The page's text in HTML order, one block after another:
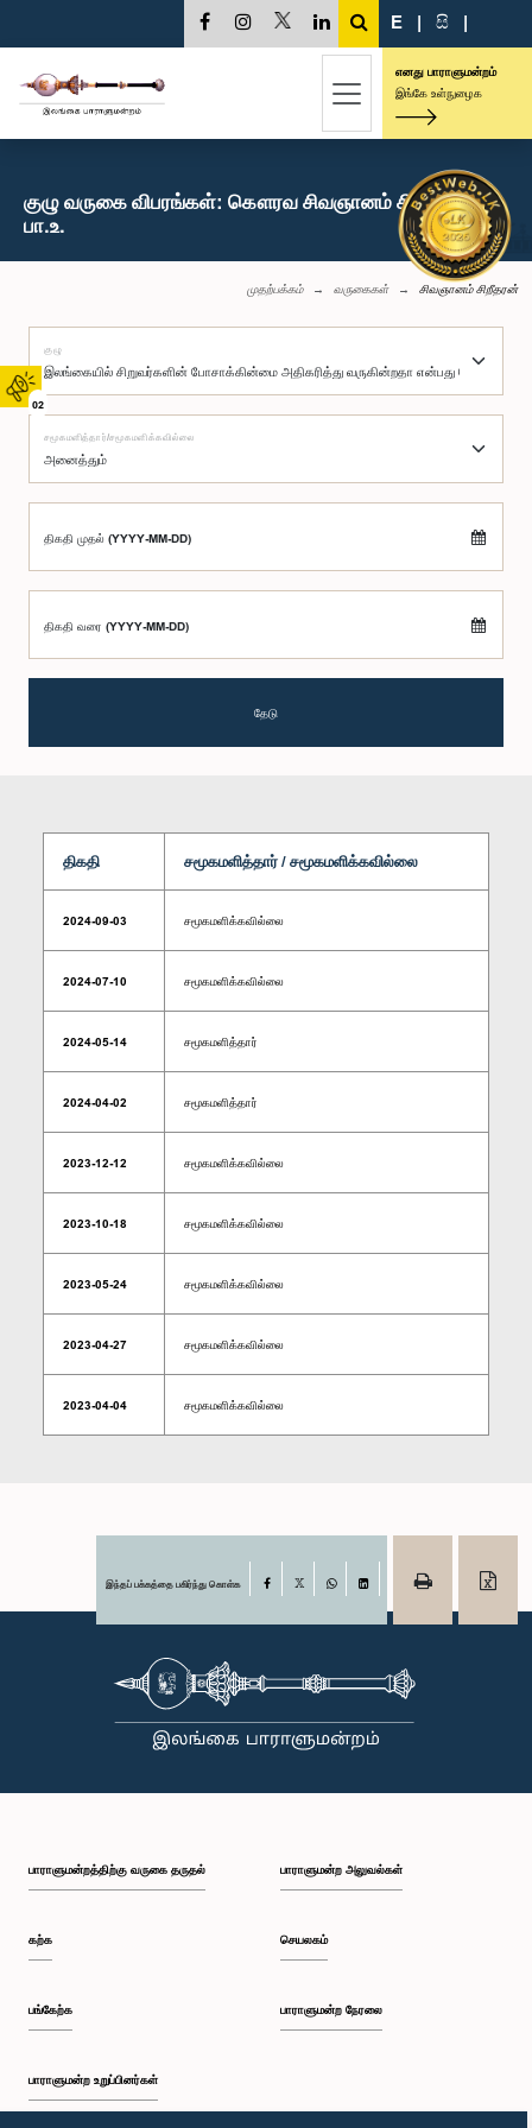
02
E | සි |
எனது பாராளுமன்றம்
இங்கே உள்நுழைக
குழு வருகை விபரங்கள்: கௌரவ சிவஞானம் சிறீதரன்,
பா.உ.
முதற்பக்கம் வருகைகள் சிவஞானம் சிறீதரன்
குழு
சமூகமளித்தார்/சமூகமளிக்கவில்லை
திகதி முதல் (YYYY-MM-DD)
திகதி வரை (YYYY-MM-DD)
தேடு
திகதி சமூகமளித்தார் / சமூகமளிக்கவில்லை
2024-09-03 சமூகமளிக்கவில்லை
2024-07-10 சமூகமளிக்கவில்லை
2024-05-14 சமூகமளித்தார்
2024-04-02 சமூகமளித்தார்
2023-12-12 சமூகமளிக்கவில்லை
2023-10-18 சமூகமளிக்கவில்லை
2023-05-24 சமூகமளிக்கவில்லை
2023-04-27 சமூகமளிக்கவில்லை
2023-04-04 சமூகமளிக்கவில்லை
இந்தப் பக்கத்தை பகிர்ந்து கொள்க Facebook
பாராளுமன்றத்திற்கு வருகை தருதல்
கற்க
பங்கேற்க
பாராளுமன்ற உறுப்பினர்கள்
பாராளுமன்ற அலுவல்கள்
செயலகம்
பாராளுமன்ற நேரலை